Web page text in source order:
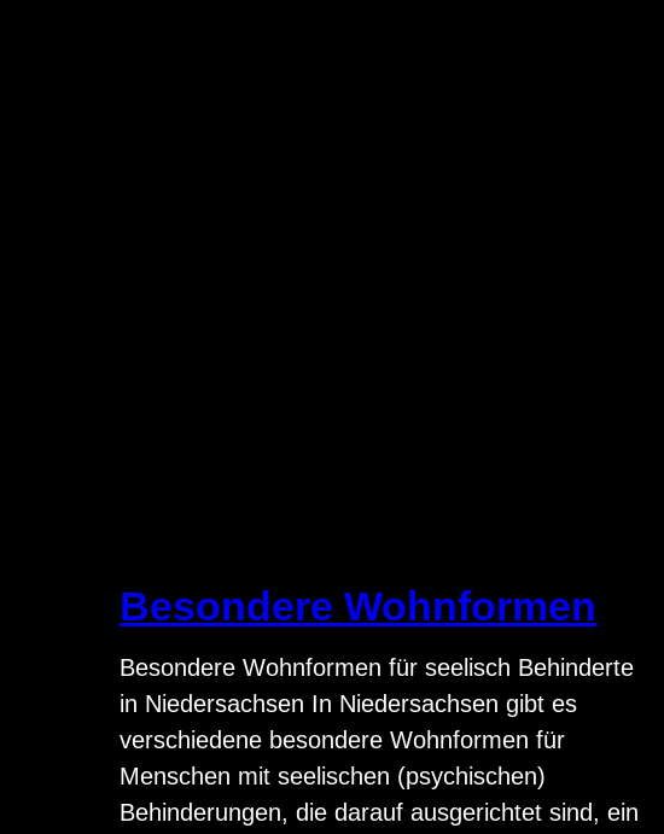
Besondere Wohnformen
Besondere Wohnformen für seelisch Behinderte
in Niedersachsen In Niedersachsen gibt es
verschiedene besondere Wohnformen für
Menschen mit seelischen (psychischen)
Behinderungen, die darauf ausgerichtet sind, ein